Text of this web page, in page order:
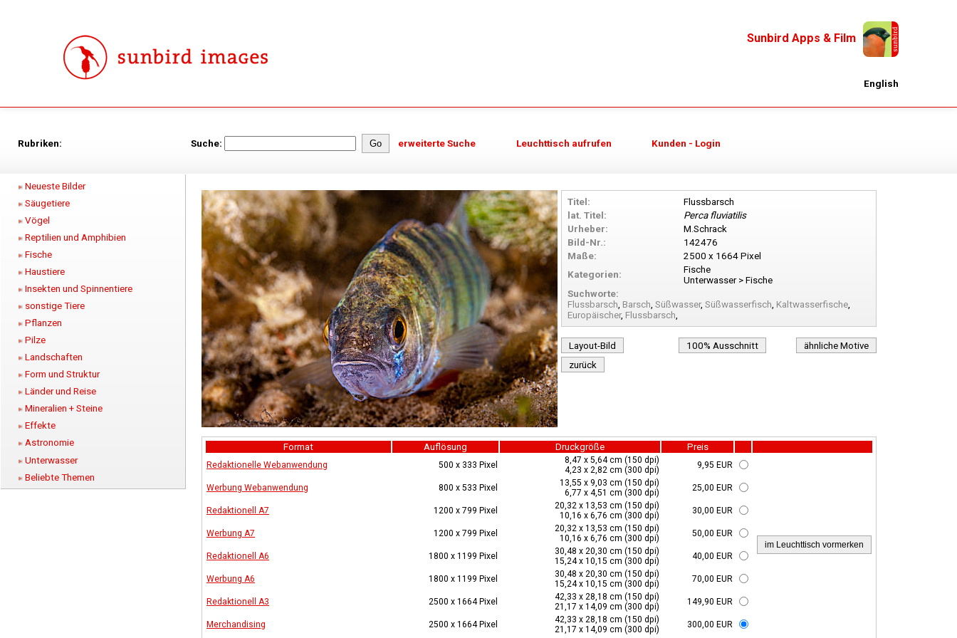
Sunbird Apps & Film
English
Rubriken: Suche: erweiterte Suche Leuchttisch aufrufen Kunden - Login
Neueste Bilder
Säugetiere
Vögel
Reptilien und Amphibien
Fische
Haustiere
Insekten und Spinnentiere
sonstige Tiere
Pflanzen
Pilze
Landschaften
Form und Struktur
Länder und Reise
Mineralien + Steine
Effekte
Astronomie
Unterwasser
Beliebte Themen
Titel:
Flussbarsch
lat. Titel:
Perca fluviatilis
Urheber:
M.Schrack
Bild-Nr.:
142476
Maße:
2500 x 1664 Pixel
Kategorien:
Fische
Unterwasser > Fische
Suchworte:
Flussbarsch, Barsch, Süßwasser, Süßwasserfisch, Kaltwasserfische,
Europäischer, Flussbarsch,
Layout-Bild 100% Ausschnitt
ähnliche Motive
zurück
Format Auflösung Druckgröße Preis
Redaktionelle Webanwendung 500 x 333 Pixel
8,47 x 5,64 cm (150 dpi)
4,23 x 2,82 cm (300 dpi)
9,95 EUR
Werbung Webanwendung 800 x 533 Pixel
13,55 x 9,03 cm (150 dpi)
6,77 x 4,51 cm (300 dpi)
25,00 EUR
Redaktionell A7 1200 x 799 Pixel
20,32 x 13,53 cm (150 dpi)
10,16 x 6,76 cm (300 dpi)
30,00 EUR
Werbung A7 1200 x 799 Pixel
20,32 x 13,53 cm (150 dpi)
10,16 x 6,76 cm (300 dpi)
50,00 EUR
Redaktionell A6 1800 x 1199 Pixel
30,48 x 20,30 cm (150 dpi)
15,24 x 10,15 cm (300 dpi)
40,00 EUR
Werbung A6 1800 x 1199 Pixel
30,48 x 20,30 cm (150 dpi)
15,24 x 10,15 cm (300 dpi)
70,00 EUR
Redaktionell A3 2500 x 1664 Pixel
42,33 x 28,18 cm (150 dpi)
21,17 x 14,09 cm (300 dpi)
149,90 EUR
Merchandising 2500 x 1664 Pixel
42,33 x 28,18 cm (150 dpi)
21,17 x 14,09 cm (300 dpi)
300,00 EUR